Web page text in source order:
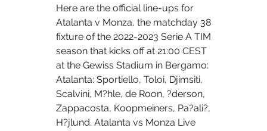
Here are the official line-ups for
Atalanta v Monza, the matchday 38
fixture of the 2022-2023 Serie A TIM
season that kicks off at 21:00 CEST
at the Gewiss Stadium in Bergamo:
Atalanta: Sportiello, Toloi, Djimsiti,
Scalvini, M?hle, de Roon, ?derson,
Zappacosta, Koopmeiners, Pa?ali?,
H?jlund. Atalanta vs Monza Live